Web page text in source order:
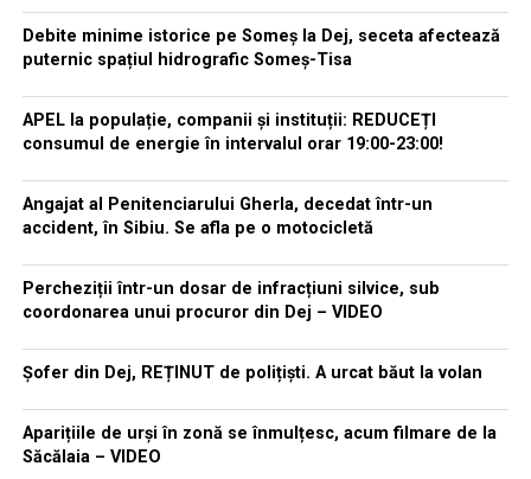
Debite minime istorice pe Someș la Dej, seceta afectează
puternic spațiul hidrografic Someș-Tisa
APEL la populație, companii și instituții: REDUCEȚI
consumul de energie în intervalul orar 19:00-23:00!
Angajat al Penitenciarului Gherla, decedat într-un
accident, în Sibiu. Se afla pe o motocicletă
Percheziții într-un dosar de infracțiuni silvice, sub
coordonarea unui procuror din Dej – VIDEO
Șofer din Dej, REȚINUT de polițiști. A urcat băut la volan
Aparițiile de urși în zonă se înmulțesc, acum filmare de la
Săcălaia – VIDEO